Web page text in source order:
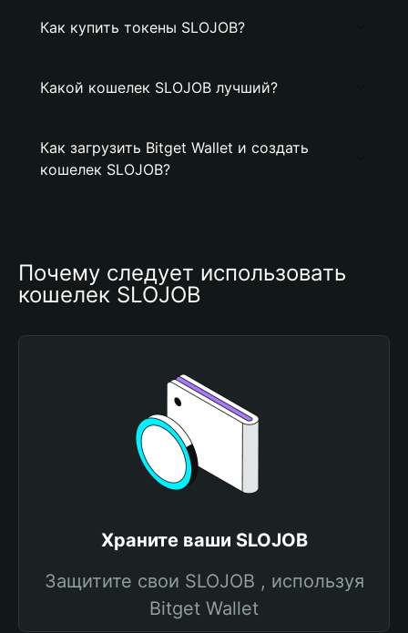
Как купить токены SLOJOB?
Какой кошелек SLOJOB лучший?
Как загрузить Bitget Wallet и создать
кошелек SLOJOB?
Почему следует использовать
кошелек SLOJOB
Храните ваши SLOJOB
Защитите свои SLOJOB , используя
Bitget Wallet